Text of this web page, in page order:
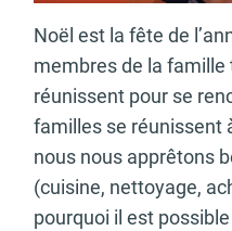
Noël est la fête de
membres de la famille
réunissent pour se
familles se réunissent
nous nous apprêtons
(cuisine, nettoyage,
pourquoi il est